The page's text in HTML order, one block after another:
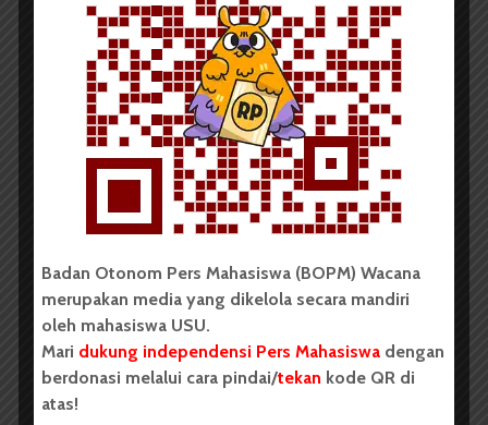
BERITA KAMPUS
Colour Run Jadi Acara
Pembuka Dies Natalis USU Ke...
Redaksi
30 September 2018
BERITA KAMPUS
Dies Natalis Ke-66, USU
Adakan Lomba Nasi Goreng
Badan Otonom Pers Mahasiswa (BOPM) Wacana
merupakan media yang dikelola secara mandiri
oleh mahasiswa USU.
Mari dukung independensi Pers Mahasiswa dengan
berdonasi melalui cara pindai/tekan kode QR di
atas!